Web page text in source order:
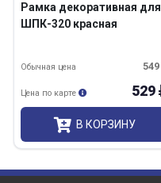
Рамка декоративная для
ШПК-320 красная
549
Обычная цена
529
Цена по карте
В КОРЗИНУ